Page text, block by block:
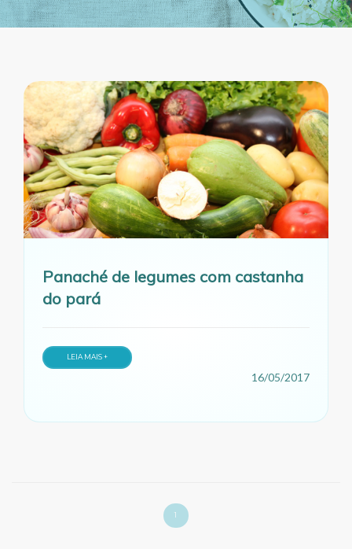
Panaché de legumes com castanha
do pará
LEIA MAIS +
16/05/2017
1